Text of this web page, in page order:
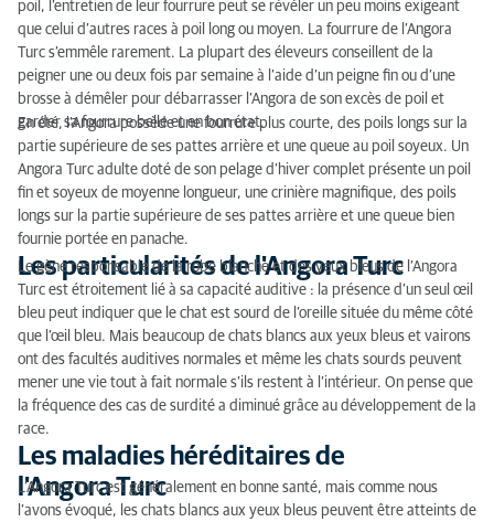
poil, l’entretien de leur fourrure peut se révéler un peu moins exigeant
que celui d’autres races à poil long ou moyen. La fourrure de l’Angora
Turc s’emmêle rarement. La plupart des éleveurs conseillent de la
peigner une ou deux fois par semaine à l’aide d’un peigne fin ou d’une
brosse à démêler pour débarrasser l’Angora de son excès de poil et
garder sa fourrure belle et en bon état.
En été, l’Angora possède une fourrure plus courte, des poils longs sur la
partie supérieure de ses pattes arrière et une queue au poil soyeux. Un
Angora Turc adulte doté de son pelage d’hiver complet présente un poil
fin et soyeux de moyenne longueur, une crinière magnifique, des poils
longs sur la partie supérieure de ses pattes arrière et une queue bien
fournie portée en panache.
Les particularités de l'Angora Turc
Le gène responsable de la robe blanche et des yeux bleus de l’Angora
Turc est étroitement lié à sa capacité auditive : la présence d’un seul œil
bleu peut indiquer que le chat est sourd de l’oreille située du même côté
que l’œil bleu. Mais beaucoup de chats blancs aux yeux bleus et vairons
ont des facultés auditives normales et même les chats sourds peuvent
mener une vie tout à fait normale s’ils restent à l’intérieur. On pense que
la fréquence des cas de surdité a diminué grâce au développement de la
race.
Les maladies héréditaires de
l'Angora Turc
L’Angora Turc est généralement en bonne santé, mais comme nous
l’avons évoqué, les chats blancs aux yeux bleus peuvent être atteints de